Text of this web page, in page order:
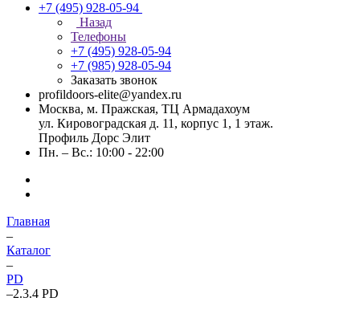
+7 (495) 928-05-94
Назад
Телефоны
+7 (495) 928-05-94
+7 (985) 928-05-94
Заказать звонок
profildoors-elite@yandex.ru
Москва, м. Пражская, ТЦ Армадахоум
ул. Кировоградская д. 11, корпус 1, 1 этаж.
Профиль Дорс Элит
Пн. – Вс.: 10:00 - 22:00
Главная
–
Каталог
–
PD
–2.3.4 PD